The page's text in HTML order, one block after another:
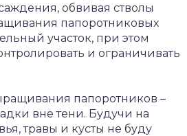
обвивая стволы
папоротниковых
участок, при этом
и ограничивать
папоротников –
вне тени. Будучи на
травы и кусты не буду